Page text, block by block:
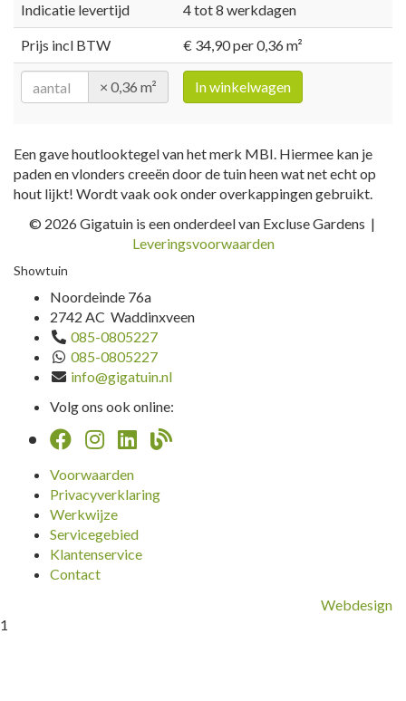
Indicatie levertijd 4 tot 8 werkdagen
Prijs incl BTW € 34,90 per 0,36 m²
× 0,36 m² In winkelwagen
Een gave houtlooktegel van het merk MBI. Hiermee kan je
paden en vlonders creeën door de tuin heen wat net echt op
hout lijkt! Wordt vaak ook onder overkappingen gebruikt.
© 2026 Gigatuin is een onderdeel van Excluse Gardens |
Leveringsvoorwaarden
Showtuin
Noordeinde 76a
2742 AC Waddinxveen
085-0805227
085-0805227
info@gigatuin.nl
Volg ons ook online:
Voorwaarden
Privacyverklaring
Werkwijze
Servicegebied
Klantenservice
Contact
Webdesign
1